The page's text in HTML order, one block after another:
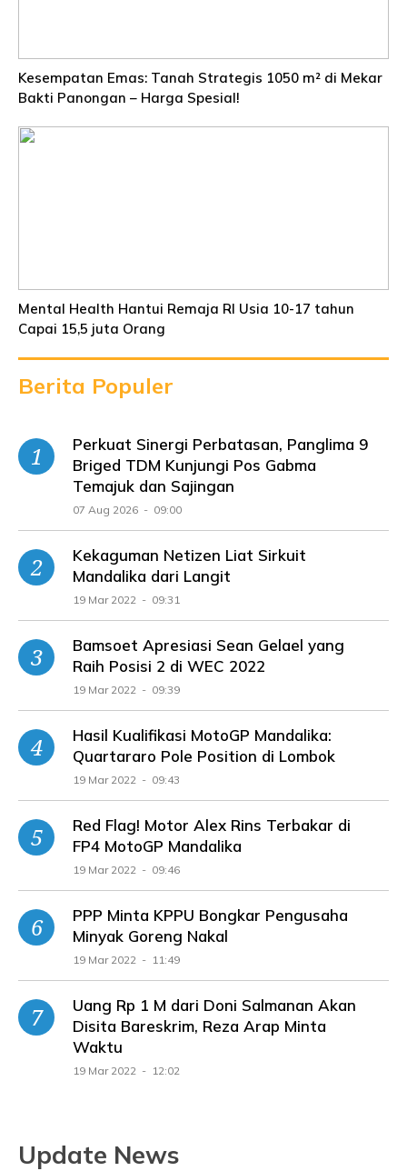
Kesempatan Emas: Tanah Strategis 1050 m² di Mekar
Bakti Panongan – Harga Spesial!
Mental Health Hantui Remaja RI Usia 10-17 tahun
Capai 15,5 juta Orang
Berita Populer
Perkuat Sinergi Perbatasan, Panglima 9
Briged TDM Kunjungi Pos Gabma
Temajuk dan Sajingan
07 Aug 2026 - 09:00
Kekaguman Netizen Liat Sirkuit
Mandalika dari Langit
19 Mar 2022 - 09:31
Bamsoet Apresiasi Sean Gelael yang
Raih Posisi 2 di WEC 2022
19 Mar 2022 - 09:39
Hasil Kualifikasi MotoGP Mandalika:
Quartararo Pole Position di Lombok
19 Mar 2022 - 09:43
Red Flag! Motor Alex Rins Terbakar di
FP4 MotoGP Mandalika
19 Mar 2022 - 09:46
PPP Minta KPPU Bongkar Pengusaha
Minyak Goreng Nakal
19 Mar 2022 - 11:49
Uang Rp 1 M dari Doni Salmanan Akan
Disita Bareskrim, Reza Arap Minta
Waktu
19 Mar 2022 - 12:02
Update News